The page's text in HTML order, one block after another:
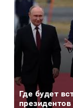
Где будет